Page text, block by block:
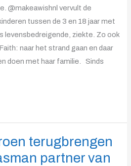
@makeawishnl vervult de
tussen de 3 en 18 jaar met
levensbedreigende, ziekte. Zo ook
naar het strand gaan en daar
doen met haar familie. Sinds
terugbrengen
partner van